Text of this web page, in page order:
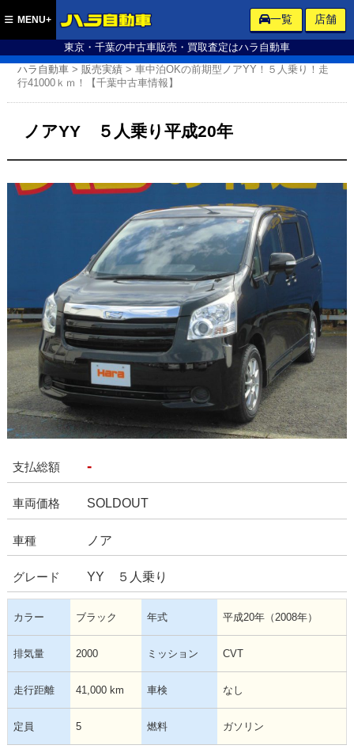
東京・千葉の中古車販売・買取査定はハラ自動車
MENU+ 一覧 店舗
ハラ自動車 >販売実績 >車中泊OKの前期型ノアYY！５人乗り！走
行41000ｋｍ！【千葉中古車情報】
ノアYY ５人乗り平成20年
支払総額 -
車両価格 SOLDOUT
車種 ノア
グレード YY ５人乗り
カラー ブラック 年式 平成20年（2008年）
排気量 2000 ミッション CVT
走行距離 41,000 km 車検 なし
定員 5 燃料 ガソリン